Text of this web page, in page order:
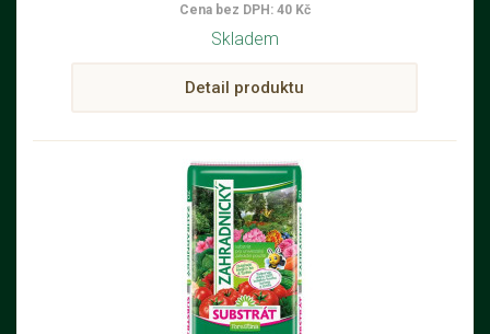
Cena bez DPH: 40 Kč
Skladem
Detail produktu